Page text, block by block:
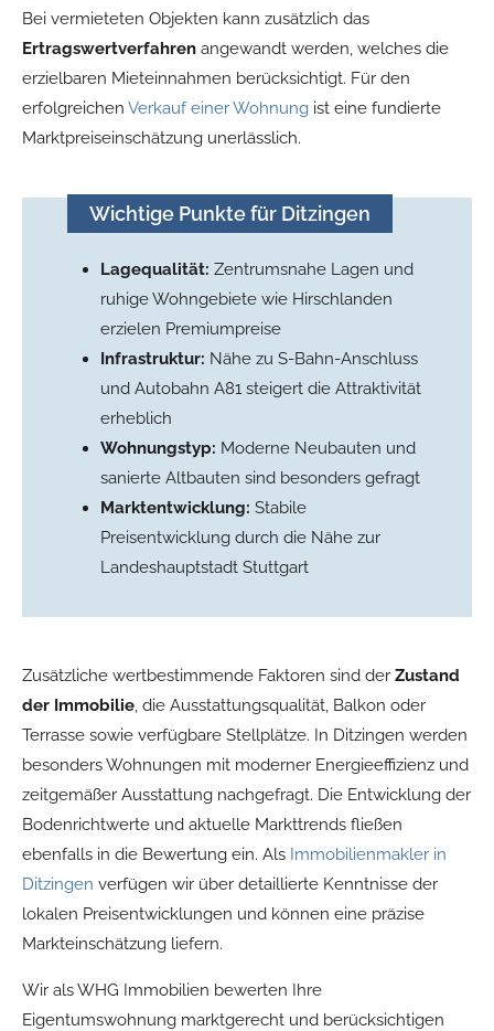
Bei vermieteten Objekten kann zusätzlich das
Ertragswertverfahren angewandt werden, welches die
erzielbaren Mieteinnahmen berücksichtigt. Für den
erfolgreichen Verkauf einer Wohnung ist eine fundierte
Marktpreiseinschätzung unerlässlich.
Wichtige Punkte für Ditzingen
Lagequalität: Zentrumsnahe Lagen und
ruhige Wohngebiete wie Hirschlanden
erzielen Premiumpreise
Infrastruktur: Nähe zu S-Bahn-Anschluss
und Autobahn A81 steigert die Attraktivität
erheblich
Wohnungstyp: Moderne Neubauten und
sanierte Altbauten sind besonders gefragt
Marktentwicklung: Stabile
Preisentwicklung durch die Nähe zur
Landeshauptstadt Stuttgart
Zusätzliche wertbestimmende Faktoren sind der Zustand
der Immobilie, die Ausstattungsqualität, Balkon oder
Terrasse sowie verfügbare Stellplätze. In Ditzingen werden
besonders Wohnungen mit moderner Energieeffizienz und
zeitgemäßer Ausstattung nachgefragt. Die Entwicklung der
Bodenrichtwerte und aktuelle Markttrends fließen
ebenfalls in die Bewertung ein. Als Immobilienmakler in
Ditzingen verfügen wir über detaillierte Kenntnisse der
lokalen Preisentwicklungen und können eine präzise
Markteinschätzung liefern.
Wir als WHG Immobilien bewerten Ihre
Eigentumswohnung marktgerecht und berücksichtigen